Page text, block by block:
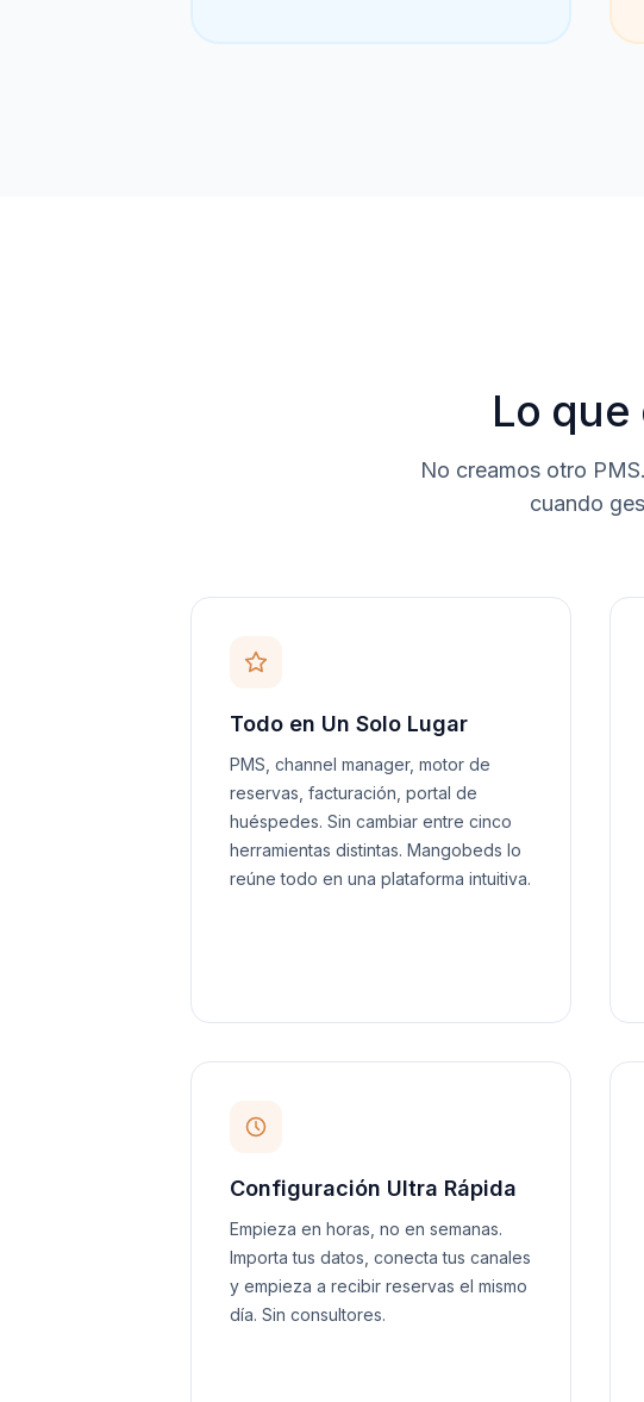
Lo
No creamos otro
cuando
Todo en Un Solo Lugar
PMS, channel manager, motor de
reservas, facturación, portal de
huéspedes. Sin cambiar entre cinco
herramientas distintas. Mangobeds lo
reúne todo en una plataforma intuitiva.
Configuración Ultra Rápida
Empieza en horas, no en semanas.
Importa tus datos, conecta tus canales
y empieza a recibir reservas el mismo
día. Sin consultores.